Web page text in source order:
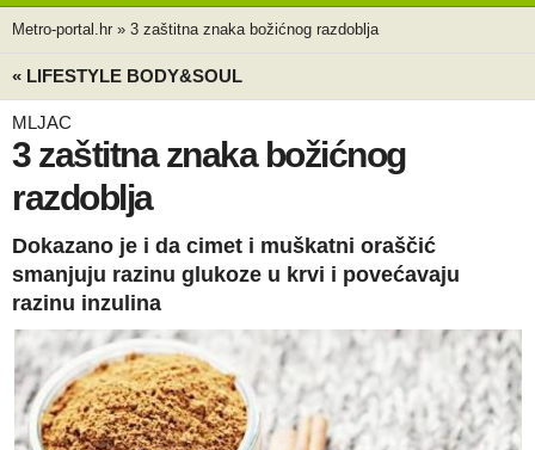
Metro-portal.hr » 3 zaštitna znaka božićnog razdoblja
« LIFESTYLE BODY&SOUL
MLJAC
3 zaštitna znaka božićnog
razdoblja
Dokazano je i da cimet i muškatni oraščić
smanjuju razinu glukoze u krvi i povećavaju
razinu inzulina